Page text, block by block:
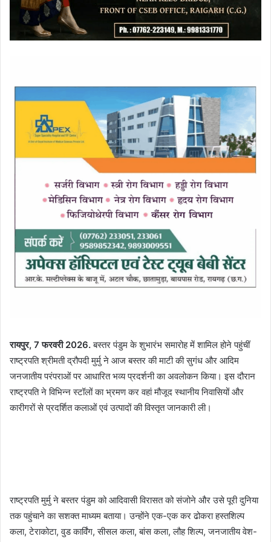
रायपुर, 7 फरवरी 2026.बस्तर पंडुम के शुभारंभ समारोह में शामिल होने पहुंचीं
राष्ट्रपति श्रीमती द्रौपदी मुर्मु ने आज बस्तर की माटी की सुगंध और आदिम
जनजातीय परंपराओं पर आधारित भव्य प्रदर्शनी का अवलोकन किया। इस दौरान
राष्ट्रपति ने विभिन्न स्टॉलों का भ्रमण कर वहां मौजूद स्थानीय निवासियों और
कारीगरों से प्रदर्शित कलाओं एवं उत्पादों की विस्तृत जानकारी ली।
राष्ट्रपति मुर्मु ने बस्तर पंडुम को आदिवासी विरासत को संजोने और उसे पूरी दुनिया
तक पहुंचाने का सशक्त माध्यम बताया। उन्होंने एक-एक कर ढोकरा हस्तशिल्प
कला, टेराकोटा, वुड कार्विंग, सीसल कला, बांस कला, लौह शिल्प, जनजातीय वेश-